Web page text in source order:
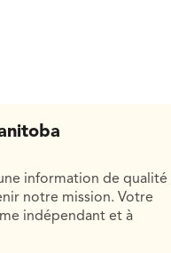
information de qualité
notre mission. Votre
indépendant et à